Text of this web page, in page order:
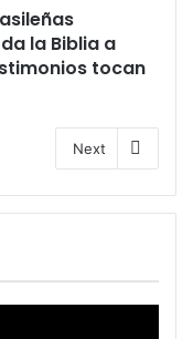
la Biblia a
tocan
Next